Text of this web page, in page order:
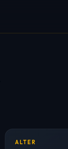
ALTER